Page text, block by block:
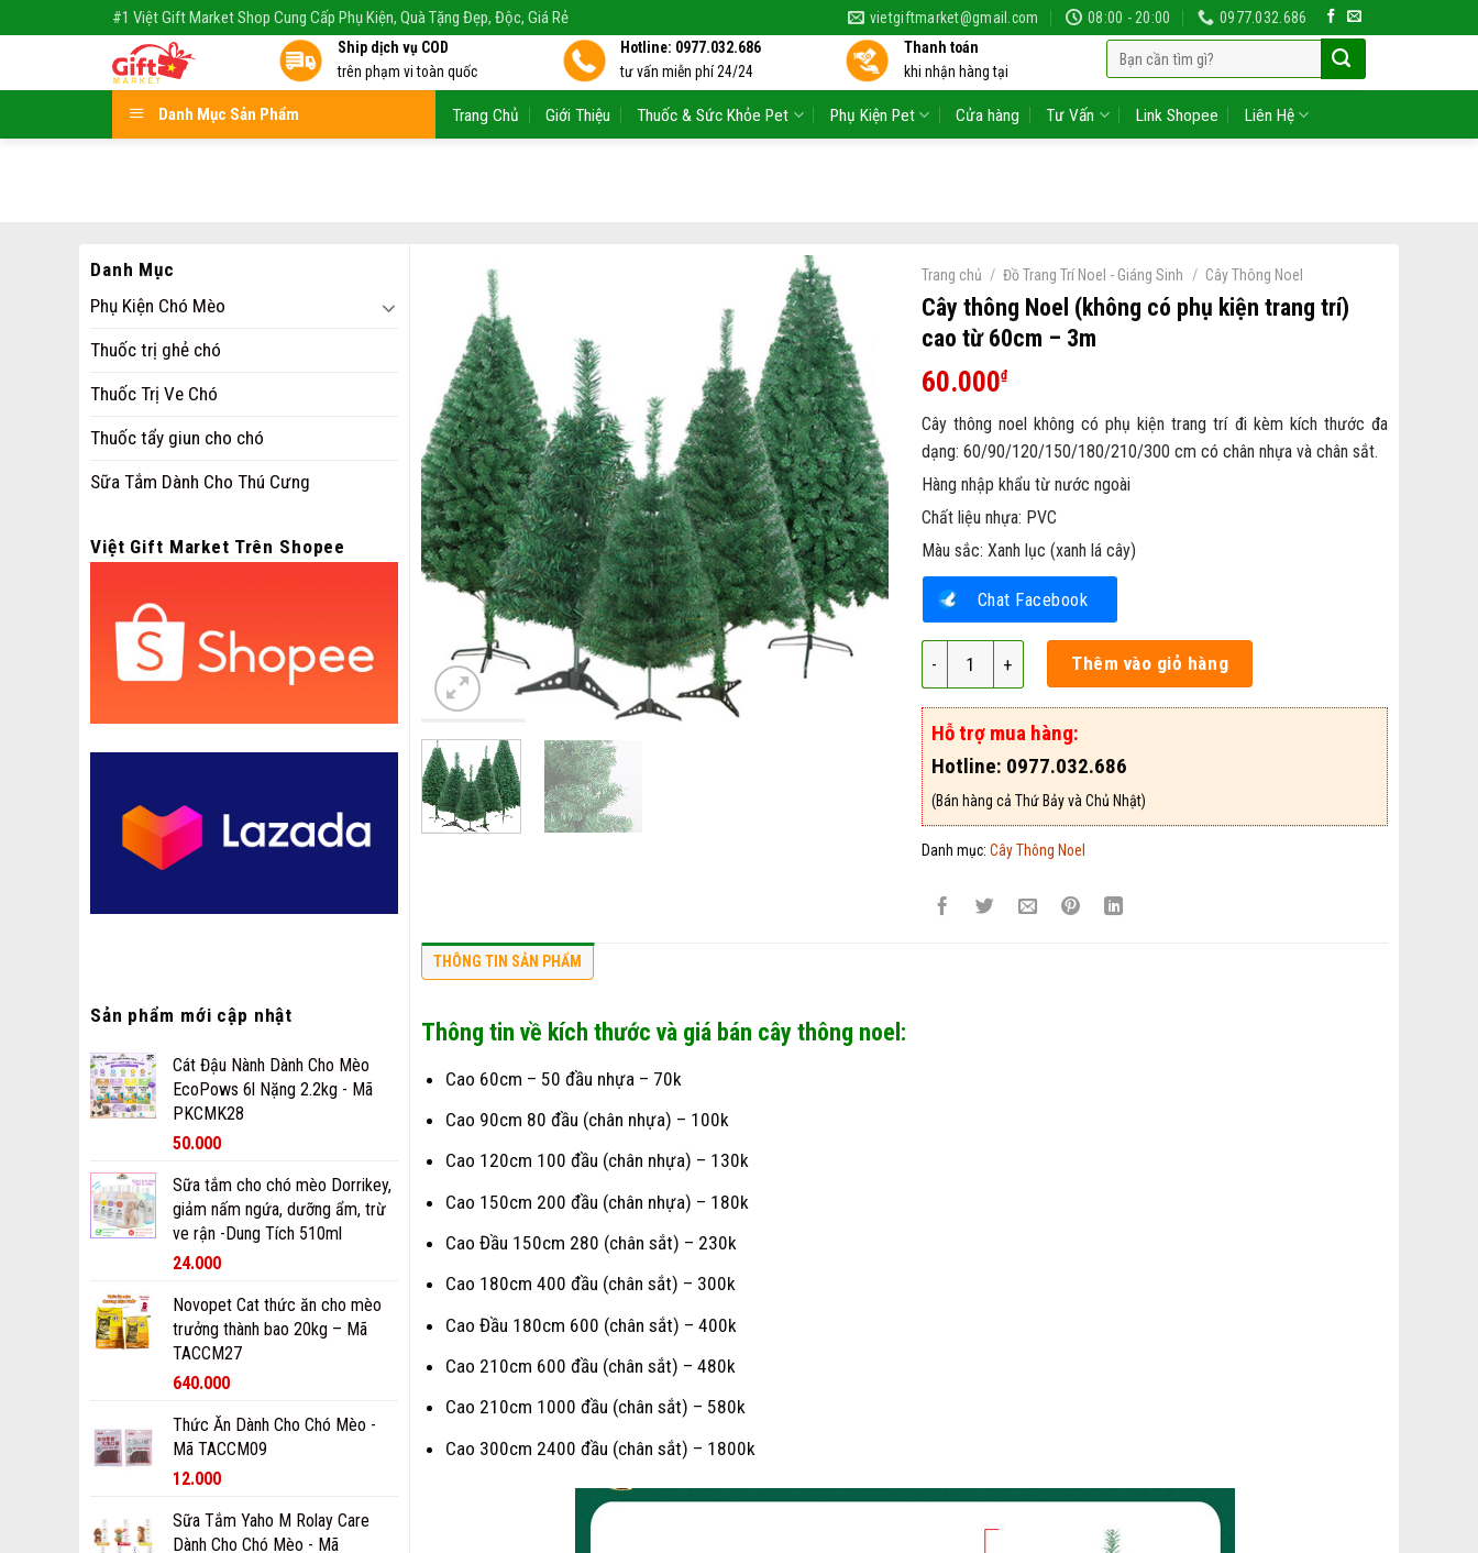
#1 Việt Gift Market Shop Cung Cấp Phụ Kiện, Quà Tặng Đẹp, Độc, Giá Rẻ vietgiftmarket@gmail.com 08:00 - 20:00
0977.032.686
Ship dịch vụ COD
trên phạm vi toàn quốc
Hotline: 0977.032.686
tư vấn miễn phí 24/24
Thanh toán
khi nhận hàng tại
Tìm
kiếm:
Danh Mục Sản Phẩm Trang Chủ Giới Thiệu Thuốc & Sức Khỏe Pet Phụ Kiện Pet Cửa hàng Tư Vấn Link Shopee Liên Hệ
Danh Mục
Phụ Kiện Chó Mèo
Thuốc trị ghẻ chó
Thuốc Trị Ve Chó
Thuốc tẩy giun cho chó
Sữa Tắm Dành Cho Thú Cưng
Việt Gift Market Trên Shopee
Sản phẩm mới cập nhật
Cát Đậu Nành Dành Cho Mèo
EcoPows 6l Nặng 2.2kg - Mã
PKCMK28
50.000
Sữa tắm cho chó mèo Dorrikey,
giảm nấm ngứa, dưỡng ẩm, trừ
ve rận -Dung Tích 510ml
24.000
Novopet Cat thức ăn cho mèo
trưởng thành bao 20kg – Mã
TACCM27
640.000
Thức Ăn Dành Cho Chó Mèo -
Mã TACCM09
12.000
Sữa Tắm Yaho M Rolay Care
Dành Cho Chó Mèo - Mã
Trang chủ / Đồ Trang Trí Noel - Giáng Sinh / Cây Thông Noel
Cây thông Noel (không có phụ kiện trang trí)
cao từ 60cm – 3m
60.000₫
Cây thông noel không có phụ kiện trang trí đi kèm kích thước đa
dạng: 60/90/120/150/180/210/300 cm có chân nhựa và chân sắt.
Hàng nhập khẩu từ nước ngoài
Chất liệu nhựa: PVC
Màu sắc: Xanh lục (xanh lá cây)
Chat Facebook
Cây thông Noel (không có phụ kiện trang trí) cao từ 60cm - 3m số lượng
Thêm vào giỏ hàng
Hỗ trợ mua hàng:
Hotline: 0977.032.686
(Bán hàng cả Thứ Bảy và Chủ Nhật)
Danh mục: Cây Thông Noel
THÔNG TIN SẢN PHẨM
Thông tin về kích thước và giá bán cây thông noel:
Cao 60cm – 50 đầu nhựa – 70k
Cao 90cm 80 đầu (chân nhựa) – 100k
Cao 120cm 100 đầu (chân nhựa) – 130k
Cao 150cm 200 đầu (chân nhựa) – 180k
Cao Đầu 150cm 280 (chân sắt) – 230k
Cao 180cm 400 đầu (chân sắt) – 300k
Cao Đầu 180cm 600 (chân sắt) – 400k
Cao 210cm 600 đầu (chân sắt) – 480k
Cao 210cm 1000 đầu (chân sắt) – 580k
Cao 300cm 2400 đầu (chân sắt) – 1800k